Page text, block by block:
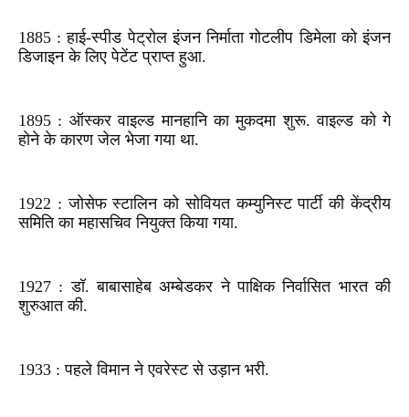
1885 : हाई-स्पीड पेट्रोल इंजन निर्माता गोटलीप डिमेला को इंजन
डिजाइन के लिए पेटेंट प्राप्त हुआ.
1895 : ऑस्कर वाइल्ड मानहानि का मुकदमा शुरू. वाइल्ड को गे
होने के कारण जेल भेजा गया था.
1922 : जोसेफ स्टालिन को सोवियत कम्युनिस्ट पार्टी की केंद्रीय
समिति का महासचिव नियुक्त किया गया.
1927 : डॉ. बाबासाहेब अम्बेडकर ने पाक्षिक निर्वासित भारत की
शुरुआत की.
1933 : पहले विमान ने एवरेस्ट से उड़ान भरी.